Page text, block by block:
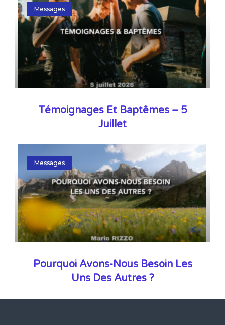
Messages
Témoignages Et Baptêmes – 5
Juillet
Messages
Pourquoi Avons-Nous Besoin Les
Uns Des Autres ?